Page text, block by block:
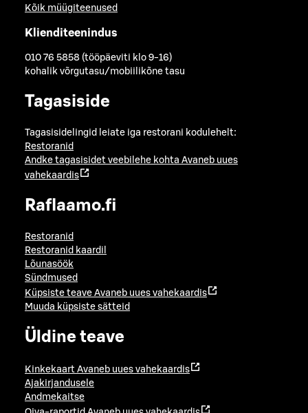
Kõik müügiteenused
Klienditeenindus
010 76 5858 (tööpäeviti klo 9-16)
kohalik võrgutasu/mobiilikõne tasu
Tagasiside
Tagasisidelingid leiate iga restorani kodulehelt:
Restoranid
Andke tagasisidet veebilehe kohta Avaneb uues
vahekaardis
Raflaamo.fi
Restoranid
Restoranid kaardil
Lõunasöök
Sündmused
Küpsiste teave Avaneb uues vahekaardis
Muuda küpsiste sätteid
Üldine teave
Kinkekaart Avaneb uues vahekaardis
Ajakirjandusele
Andmekaitse